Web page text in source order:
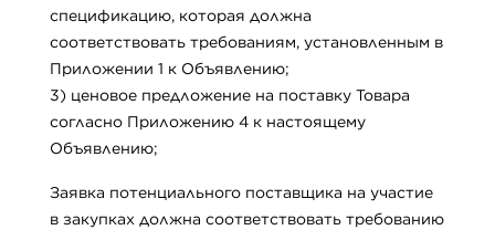
спецификацию, которая должна
соответствовать требованиям, установленным в
Приложении 1 к Объявлению;
3) ценовое предложение на поставку Товара
согласно Приложению 4 к настоящему
Объявлению;
Заявка потенциального поставщика на участие
в закупках должна соответствовать требованию